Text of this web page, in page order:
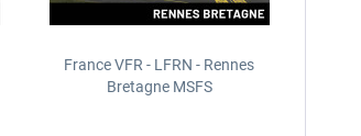
France VFR - LFRN - Rennes
Bretagne MSFS